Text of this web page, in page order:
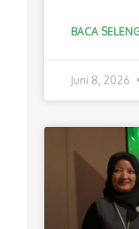
BACA
Juni 8, 2026